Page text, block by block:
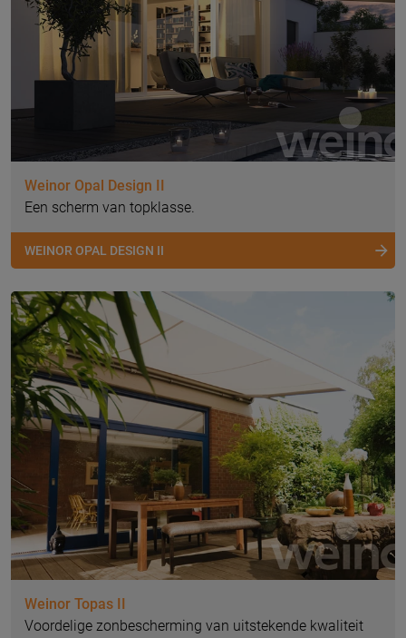
Weinor Opal Design II
Een scherm van topklasse.
WEINOR OPAL DESIGN II
Weinor Topas II
Voordelige zonbescherming van uitstekende kwaliteit